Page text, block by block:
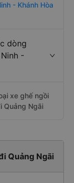
- Khánh Hòa
dòng
-
xe ghế ngồi
Quảng Ngãi
Quảng Ngãi